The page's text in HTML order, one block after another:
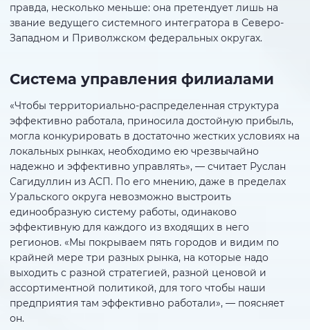
правда, несколько меньше: она претендует лишь на
звание ведущего системного интегратора в Северо-
Западном и Приволжском федеральных округах.
Система управления филиалами
«Чтобы территориально-распределенная структура
эффективно работала, приносила достойную прибыль,
могла конкурировать в достаточно жестких условиях на
локальных рынках, необходимо ею чрезвычайно
надежно и эффективно управлять», — считает Руслан
Сагидуллин из АСП. По его мнению, даже в пределах
Уральского округа невозможно выстроить
единообразную систему работы, одинаково
эффективную для каждого из входящих в него
регионов. «Мы покрываем пять городов и видим по
крайней мере три разных рынка, на которые надо
выходить с разной стратегией, разной ценовой и
ассортиментной политикой, для того чтобы наши
предприятия там эффективно работали», — поясняет
он.